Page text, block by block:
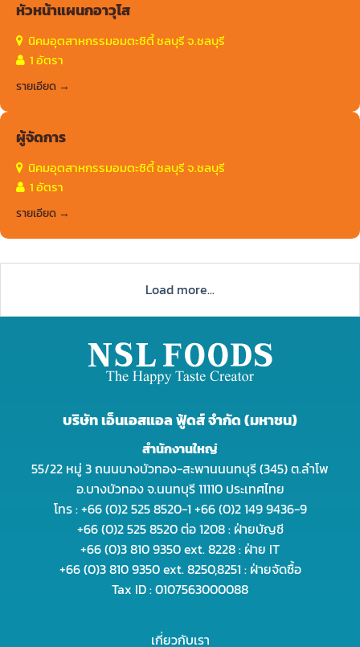
หัวหน้าแผนกอาวุโส
นิคมอุตสาหกรรมอมตะซิตี้ ชลบุรี จ.ชลบุรี
1 อัตรา
รายเอียด
ผู้จัดการ
นิคมอุตสาหกรรมอมตะซิตี้ ชลบุรี จ.ชลบุรี
1 อัตรา
รายเอียด
Load more...
บริษัท เอ็นเอสแอล ฟู้ดส์ จำกัด (มหาชน)
สำนักงานใหญ่
55/22 หมู่ 3 ถนนบางบัวทอง-สะพานนนทบุรี (345) ต.ลำโพ
อ.บางบัวทอง จ.นนทบุรี 11110 ประเทศไทย
โทร : +66 (0)2 525 8520-1 +66 (0)2 149 9436-9
+66 (0)2 525 8520 ต่อ 1208 : ฝ่ายบัญชี
+66 (0)3 810 9350 ext. 8228 : ฝ่าย IT
+66 (0)3 810 9350 ext. 8250,8251 : ฝ่ายจัดซื้อ
Tax ID : 0107563000088
เกี่ยวกับเรา